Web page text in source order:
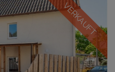
VERKAUFT